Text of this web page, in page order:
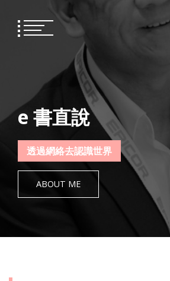
content
e 書直說
透過網絡去認識世界
ABOUT ME